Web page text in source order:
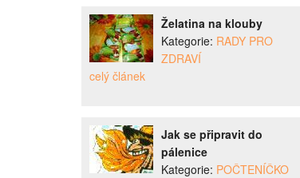
Želatina na klouby
Kategorie: RADY PRO
ZDRAVÍ
celý článek
Jak se připravit do
pálenice
Kategorie: POČTENÍČKO